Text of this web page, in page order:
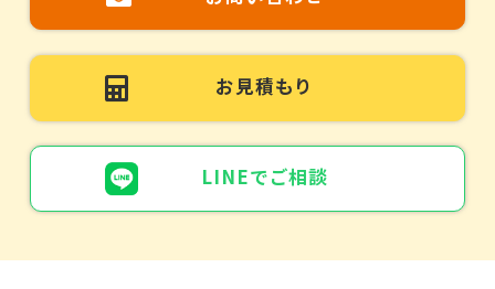
お見積もり
LINEでご相談